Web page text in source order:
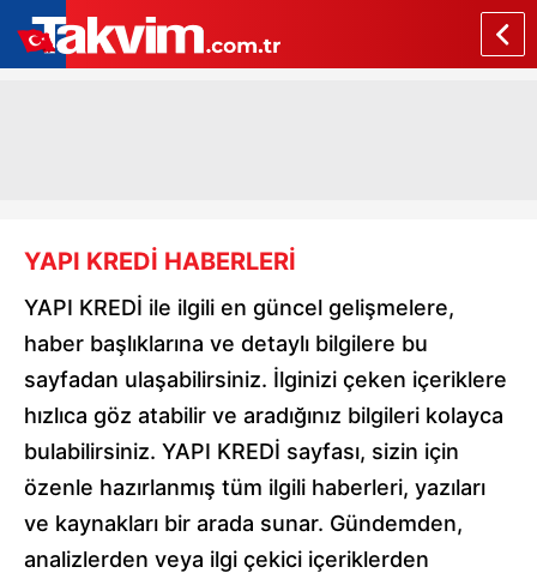
YAPI KREDİ HABERLERİ
YAPI KREDİ ile ilgili en güncel gelişmelere,
haber başlıklarına ve detaylı bilgilere bu
sayfadan ulaşabilirsiniz. İlginizi çeken içeriklere
hızlıca göz atabilir ve aradığınız bilgileri kolayca
bulabilirsiniz. YAPI KREDİ sayfası, sizin için
özenle hazırlanmış tüm ilgili haberleri, yazıları
ve kaynakları bir arada sunar. Gündemden,
analizlerden veya ilgi çekici içeriklerden